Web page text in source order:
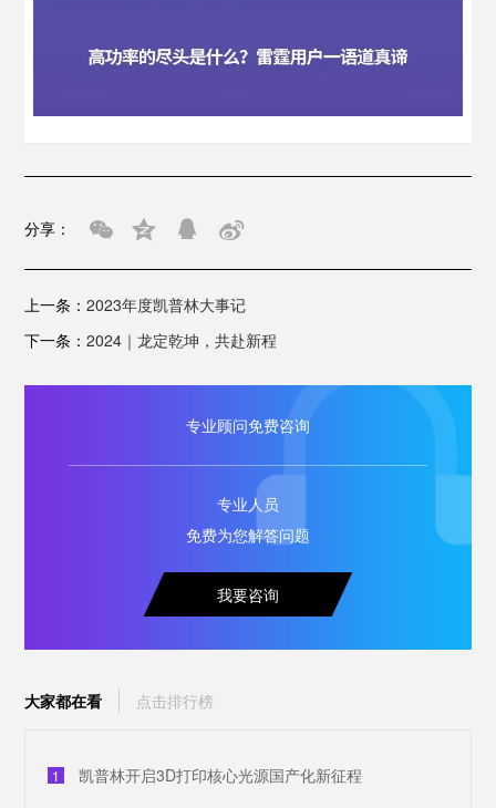
分享：
上一条：2023年度凯普林大事记
下一条：2024｜龙定乾坤，共赴新程
专业顾问免费咨询
专业人员
免费为您解答问题
我要咨询
大家都在看 点击排行榜
1 凯普林开启3D打印核心光源国产化新征程